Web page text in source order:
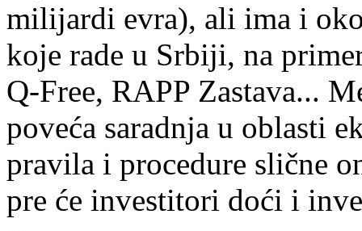
milijardi evra), ali ima i
koje rade u Srbiji, na
Q-Free, RAPP Zastava...
poveća saradnja u oblasti
pravila i procedure slične
pre će investitori doći i